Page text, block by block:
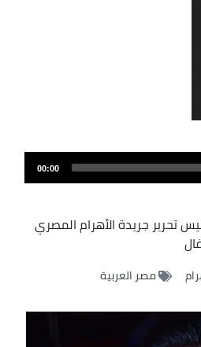
00:00
تحرير جريدة الأهرام المصري
مصر العربية